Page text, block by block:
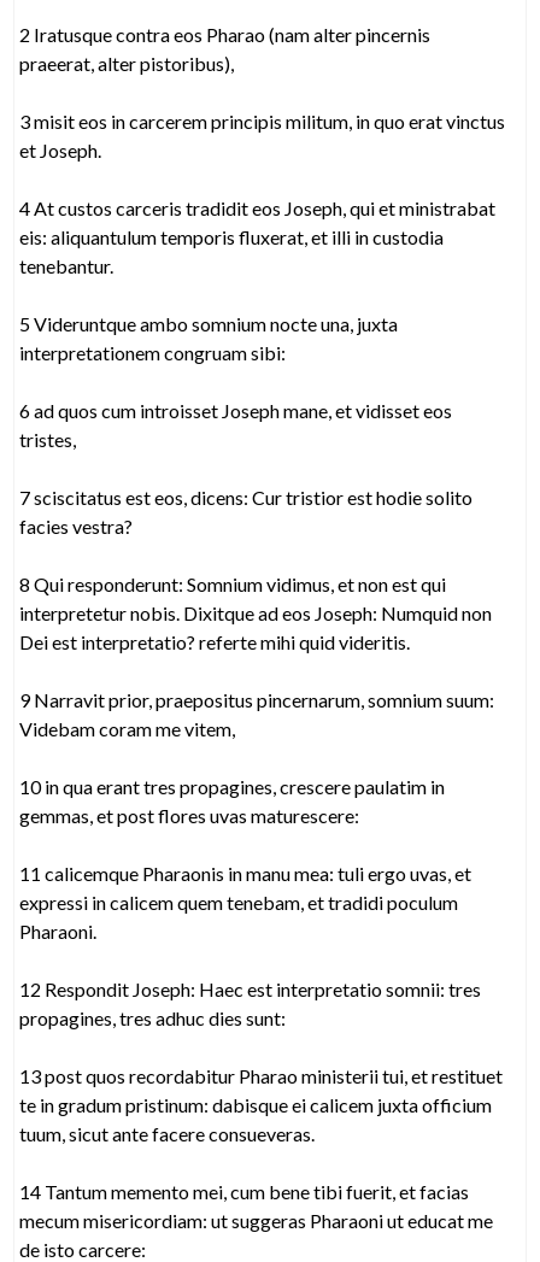
2 Iratusque contra eos Pharao (nam alter pincernis
praeerat, alter pistoribus),
3 misit eos in carcerem principis militum, in quo erat vinctus
et Joseph.
4 At custos carceris tradidit eos Joseph, qui et ministrabat
eis: aliquantulum temporis fluxerat, et illi in custodia
tenebantur.
5 Videruntque ambo somnium nocte una, juxta
interpretationem congruam sibi:
6 ad quos cum introisset Joseph mane, et vidisset eos
tristes,
7 sciscitatus est eos, dicens: Cur tristior est hodie solito
facies vestra?
8 Qui responderunt: Somnium vidimus, et non est qui
interpretetur nobis. Dixitque ad eos Joseph: Numquid non
Dei est interpretatio? referte mihi quid videritis.
9 Narravit prior, praepositus pincernarum, somnium suum:
Videbam coram me vitem,
10 in qua erant tres propagines, crescere paulatim in
gemmas, et post flores uvas maturescere:
11 calicemque Pharaonis in manu mea: tuli ergo uvas, et
expressi in calicem quem tenebam, et tradidi poculum
Pharaoni.
12 Respondit Joseph: Haec est interpretatio somnii: tres
propagines, tres adhuc dies sunt:
13 post quos recordabitur Pharao ministerii tui, et restituet
te in gradum pristinum: dabisque ei calicem juxta officium
tuum, sicut ante facere consueveras.
14 Tantum memento mei, cum bene tibi fuerit, et facias
mecum misericordiam: ut suggeras Pharaoni ut educat me
de isto carcere: